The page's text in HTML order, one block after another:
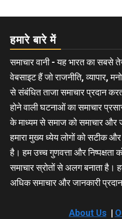
हमारे बारे में
समाचार वानी - यह भारत का सबसे
वेबसाइट हैं जो राजनीति, व्यापार,
से संबंधित ताजा समाचार प्रदान
होने वाली घटनाओं का समाचार
के माध्यम से समाज को समाचार और
हमारा मुख्य ध्येय लोगों को सटीक
है। हम उच्च गुणवत्ता और निष्पक्षता
समाचार स्रोतों से अलग बनाता
अधिक समाचार और जानकारी
About Us|